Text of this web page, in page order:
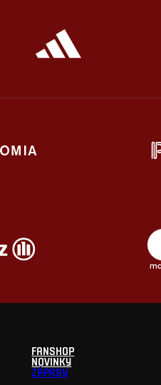
FANSHOP
NOVINKY
ZÁPASY